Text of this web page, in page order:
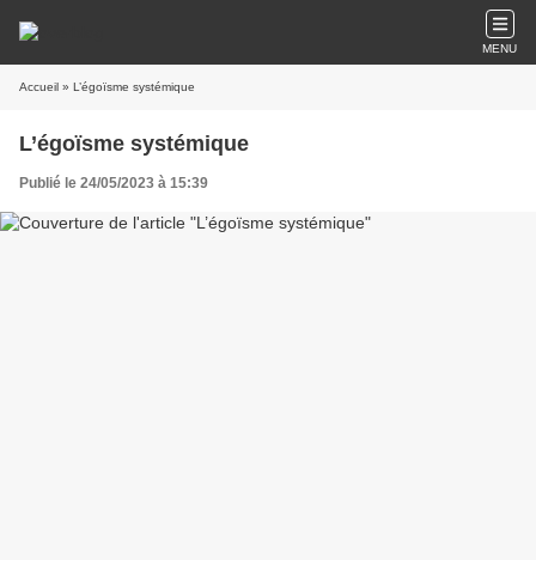
MENU
Accueil » L’égoïsme systémique
L’égoïsme systémique
Publié le 24/05/2023 à 15:39